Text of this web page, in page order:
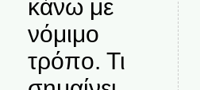
κάνω με
νόμιμο
τρόπο. Τι